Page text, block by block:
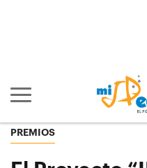
Mostrar/ocultar
PREMIOS